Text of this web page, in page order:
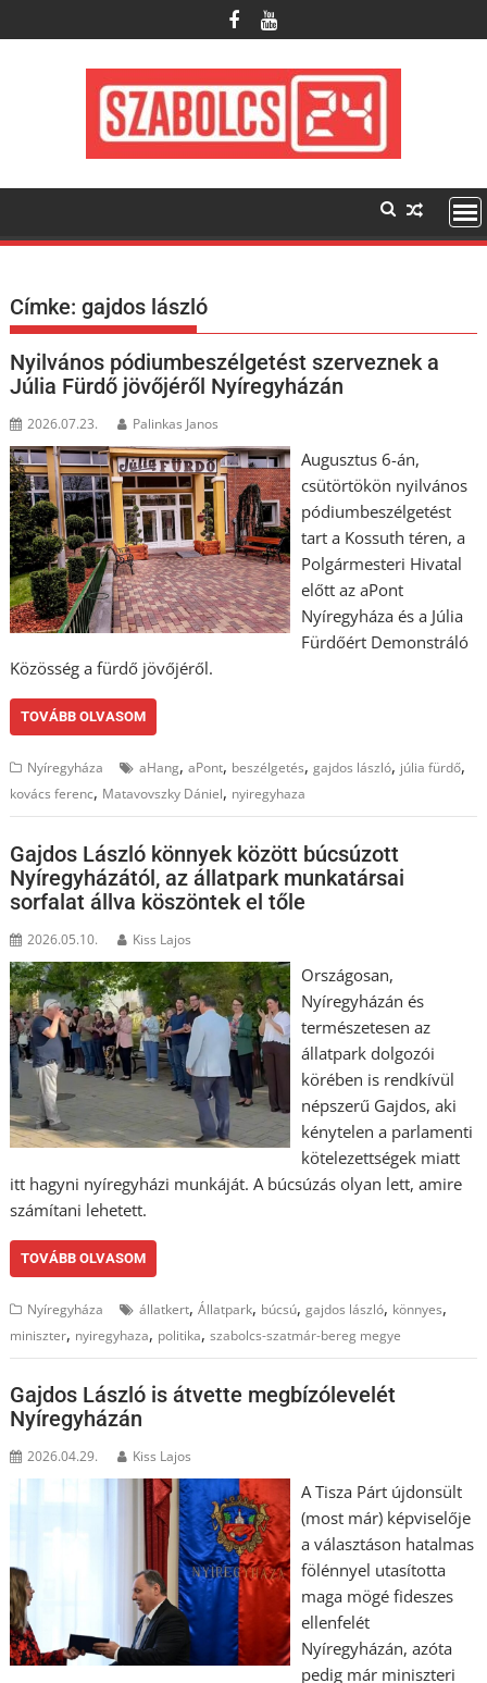
to
Címke:gajdos lászló
Nyilvános pódiumbeszélgetést szerveznek a
Júlia Fürdő jövőjéről Nyíregyházán
2026.07.23. Palinkas Janos
Augusztus 6-án,
csütörtökön nyilvános
pódiumbeszélgetést
tart a Kossuth téren, a
Polgármesteri Hivatal
előtt az aPont
Nyíregyháza és a Júlia
Fürdőért Demonstráló
Közösség a fürdő jövőjéről.
TOVÁBB OLVASOM
Nyíregyháza aHang,aPont, beszélgetés,gajdos lászló, júlia fürdő,
kovács ferenc, Matavovszky Dániel, nyiregyhaza
Gajdos László könnyek között búcsúzott
Nyíregyházától, az állatpark munkatársai
sorfalat állva köszöntek el tőle
2026.05.10. Kiss Lajos
Országosan,
Nyíregyházán és
természetesen az
állatpark dolgozói
körében is rendkívül
népszerű Gajdos, aki
kénytelen a parlamenti
kötelezettségek miatt
itt hagyni nyíregyházi munkáját. A búcsúzás olyan lett, amire
számítani lehetett.
TOVÁBB OLVASOM
Nyíregyháza állatkert,Állatpark, búcsú,gajdos lászló, könnyes,
miniszter, nyiregyhaza, politika,szabolcs-szatmár-bereg megye
Gajdos László is átvette megbízólevelét
Nyíregyházán
2026.04.29. Kiss Lajos
A Tisza Párt újdonsült
(most már) képviselője
a választáson hatalmas
fölénnyel utasította
maga mögé fideszes
ellenfelét
Nyíregyházán, azóta
pedig már miniszteri